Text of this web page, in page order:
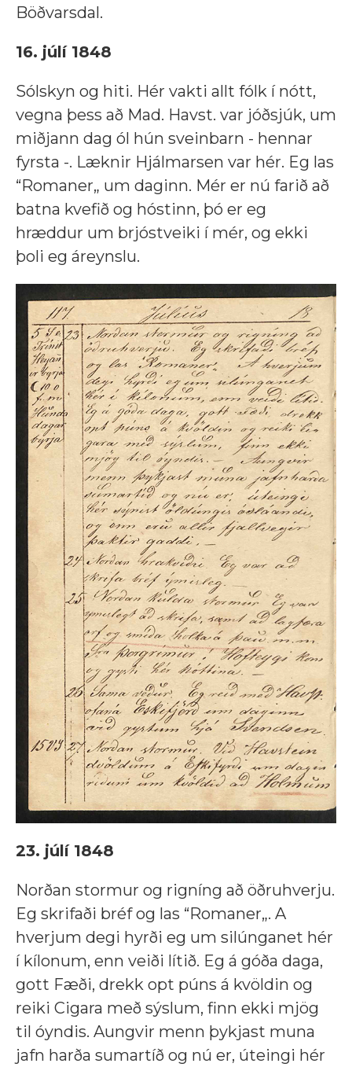
Böðvarsdal.
16. júlí 1848
Sólskyn og hiti. Hér vakti allt fólk í nótt,
vegna þess að Mad. Havst. var jóðsjúk, um
miðjann dag ól hún sveinbarn - hennar
fyrsta -. Læknir Hjálmarsen var hér. Eg las
“Romaner„ um daginn. Mér er nú farið að
batna kvefið og hóstinn, þó er eg
hræddur um brjóstveiki í mér, og ekki
þoli eg áreynslu.
23. júlí 1848
Norðan stormur og rigníng að öðruhverju.
Eg skrifaði bréf og las “Romaner„. A
hverjum degi hyrði eg um silúnganet hér
í kílonum, enn veiði lítið. Eg á góða daga,
gott Fæði, drekk opt púns á kvöldin og
reiki Cigara með sýslum, finn ekki mjög
til óyndis. Aungvir menn þykjast muna
jafn harða sumartíð og nú er, úteingi hér